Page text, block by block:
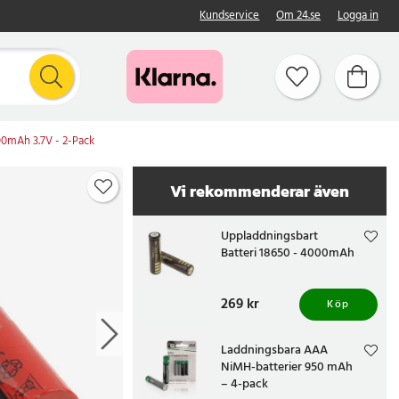
Kundservice Om 24.se Logga in
3.7V - 2-Pack
Vi rekommenderar även
Uppladdningsbart
Batteri 18650 - 4000mAh
Pris:269 kr
269 kr Köp
Laddningsbara AAA
NiMH-batterier 950 mAh
– 4-pack